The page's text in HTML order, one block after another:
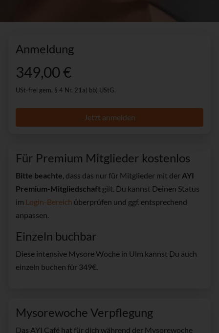
Anmeldung
349,00 €
USt-frei gem. § 4 Nr. 21a) bb) UStG.
Jetzt anmelden
Für Premium Mitglieder kostenlos
Bitte beachte, dass das nur für Mitglieder mit der AYI
Premium-Mitgliedschaft gilt. Du kannst Deinen Status
im Login-Bereich überprüfen und ggf. entsprechend
anpassen.
Einzeln buchbar
Diese intensive Mysore Woche in Ulm kannst Du auch
einzeln buchen für 349€.
Mysorewoche Verpflegung
Das AYI Café hat für dich während der Mysorewoche